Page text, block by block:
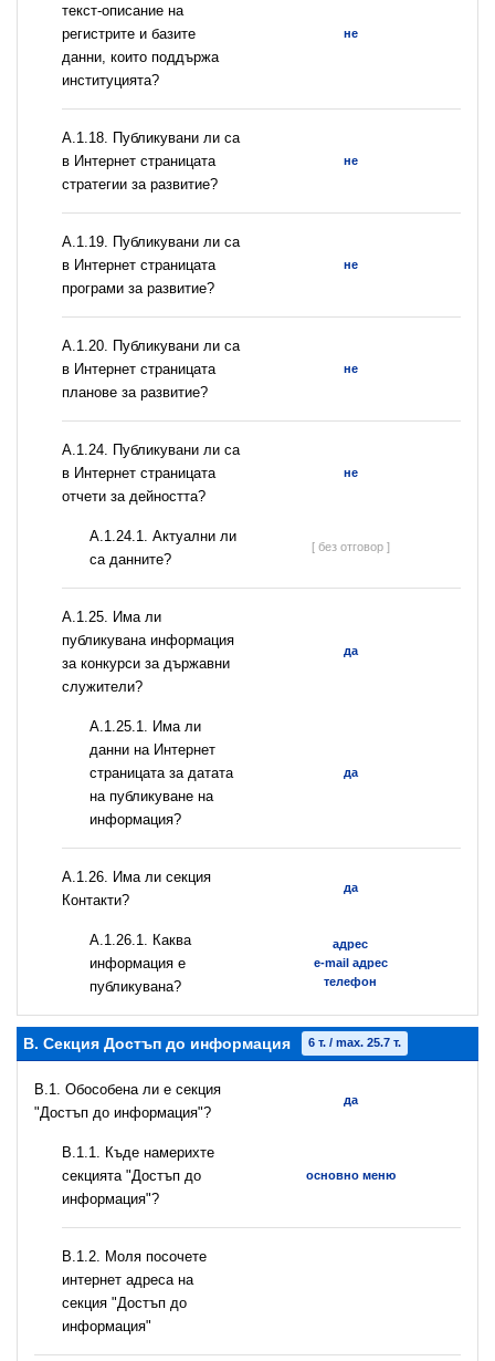
текст-описание на
регистрите и базите
данни, които поддържа
институцията?
не
А.1.18. Публикувани ли са
в Интернет страницата
стратегии за развитие?
не
А.1.19. Публикувани ли са
в Интернет страницата
програми за развитие?
не
А.1.20. Публикувани ли са
в Интернет страницата
планове за развитие?
не
А.1.24. Публикувани ли са
в Интернет страницата
отчети за дейността?
не
A.1.24.1. Актуални ли
са данните?
[ без отговор ]
А.1.25. Има ли
публикувана информация
за конкурси за държавни
служители?
да
A.1.25.1. Има ли
данни на Интернет
страницата за датата
на публикуване на
информация?
да
А.1.26. Има ли секция
Контакти?
да
А.1.26.1. Каква
информация е
публикувана?
адрес
e-mail адрес
телефон
B. Секция Достъп до информация 6 т. / max. 25.7 т.
В.1. Обособена ли е секция
"Достъп до информация"?
да
В.1.1. Къде намерихте
секцията "Достъп до
информация"?
основно меню
B.1.2. Моля посочете
интернет адреса на
секция "Достъп до
информация"